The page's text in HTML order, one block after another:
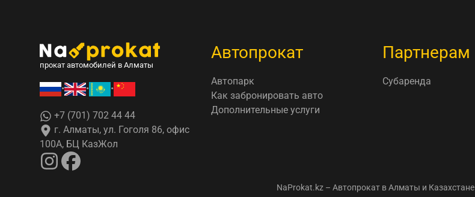
прокат автомобилей в Алматы
• • •
+7 (701) 702 44 44
г. Алматы, ул. Гоголя 86, офис
100А, БЦ КазЖол
Автопрокат
Автопарк
Как забронировать авто
Дополнительные услуги
Партнерам
Субаренда
NaProkat.kz – Автопрокат в Алматы и Казахстане